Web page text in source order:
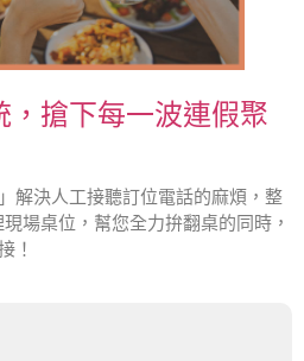
，搶下每一波連假聚
解決人工接聽訂位電話的麻煩，整
場桌位，幫您全力拚翻桌的同時，
！